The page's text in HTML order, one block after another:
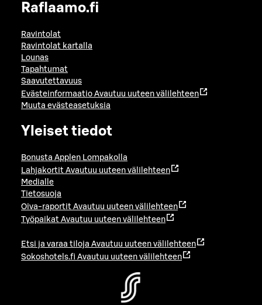
Raflaamo.fi
Ravintolat
Ravintolat kartalla
Lounas
Tapahtumat
Saavutettavuus
Evästeinformaatio Avautuu uuteen välilehteen
Muuta evästeasetuksia
Yleiset tiedot
Bonusta Applen Lompakolla
Lahjakortit Avautuu uuteen välilehteen
Medialle
Tietosuoja
Oiva-raportit Avautuu uuteen välilehteen
Työpaikat Avautuu uuteen välilehteen
Etsi ja varaa tiloja Avautuu uuteen välilehteen
Sokoshotels.fi Avautuu uuteen välilehteen